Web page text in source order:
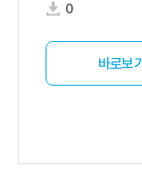
0
바로보기